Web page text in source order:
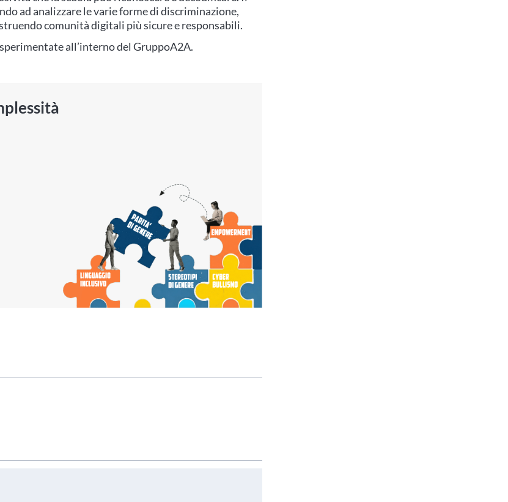
ad analizzare le varie forme di discriminazione,
comunità digitali più sicure e responsabili.
all’interno del GruppoA2A.
tuo profilo personale